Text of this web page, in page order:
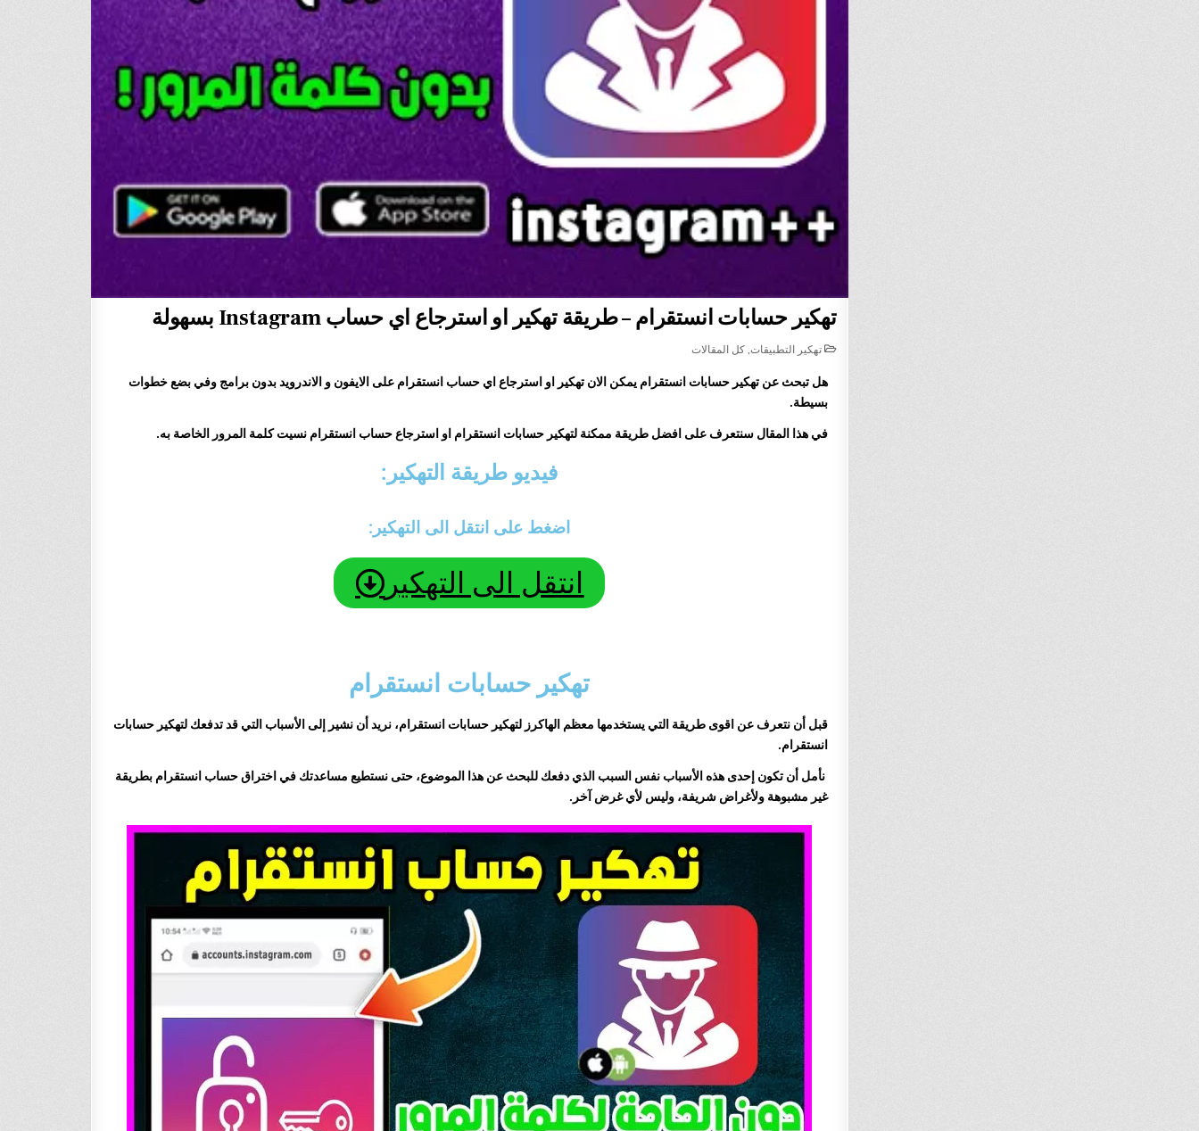
تهكير حسابات انستقرام – طريقة تهكير او استرجاع اي حساب Instagram بسهولة
POSTED
IN
تهكير التطبيقات ,كل المقالات
هل تبحث عن تهكير حسابات انستقرام يمكن الان تهكير او استرجاع اي حساب انستقرام على الايفون و الاندرويد بدون برامج وفي بضع خطوات
بسيطة.
في هذا المقال سنتعرف على افضل طريقة ممكنة لتهكير حسابات انستقرام او استرجاع حساب انستقرام نسيت كلمة المرور الخاصة به.
فيديو طريقة التهكير:
اضغط على انتقل الى التهكير:
انتقل الى التهكير
تهكير حسابات انستقرام
قبل أن نتعرف عن اقوى طريقة التي يستخدمها معظم الهاكرز لتهكير حسابات انستقرام، نريد أن نشير إلى الأسباب التي قد تدفعك لتهكير حسابات
انستقرام.
نأمل أن تكون إحدى هذه الأسباب نفس السبب الذي دفعك للبحث عن هذا الموضوع، حتى نستطيع مساعدتك في اختراق حساب انستقرام بطريقة
غير مشبوهة ولأغراض شريفة، وليس لأي غرض آخر.